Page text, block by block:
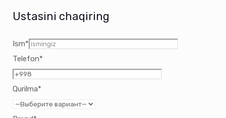
Ustasini chaqiring
Ism*
Telefon*
Qurilma*